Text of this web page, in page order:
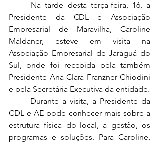
Presidente da CDL e Associação
Empresarial de Maravilha, Caroline
Maldaner, esteve em visita na
Associação Empresarial de Jaraguá do
Sul, onde foi recebida pela também
Presidente Ana Clara Franzner Chiodini
e pela Secretária Executiva da entidade.
CDL e AE pode conhecer mais sobre a
estrutura física do local, a gestão, os
programas e soluções. Para Caroline,